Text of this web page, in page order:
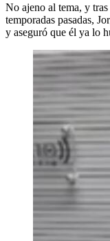
No ajeno al tema, y
temporadas pasadas,
y aseguró que él ya lo